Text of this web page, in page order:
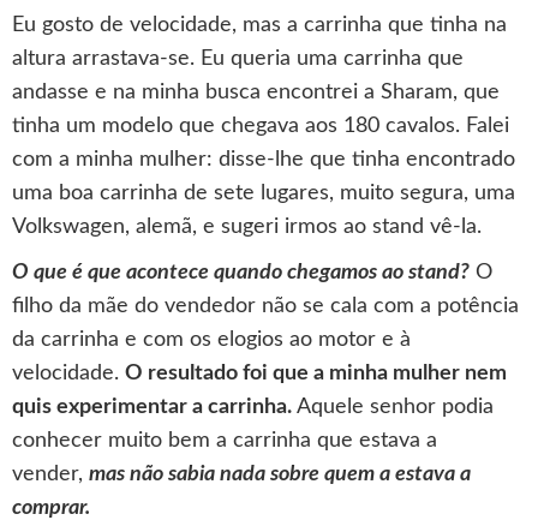
Eu gosto de velocidade, mas a carrinha que tinha na
altura arrastava-se. Eu queria uma carrinha que
andasse e na minha busca encontrei a Sharam, que
tinha um modelo que chegava aos 180 cavalos. Falei
com a minha mulher: disse-lhe que tinha encontrado
uma boa carrinha de sete lugares, muito segura, uma
Volkswagen, alemã, e sugeri irmos ao stand vê-la.
O que é que acontece quando chegamos ao stand? O
filho da mãe do vendedor não se cala com a potência
da carrinha e com os elogios ao motor e à
velocidade. O resultado foi que a minha mulher nem
quis experimentar a carrinha. Aquele senhor podia
conhecer muito bem a carrinha que estava a
vender, mas não sabia nada sobre quem a estava a
comprar.